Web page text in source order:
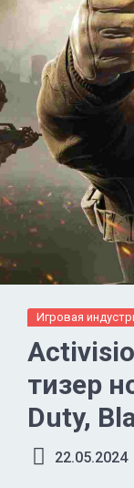
Игровая
тизер
Duty,
22.05.2024